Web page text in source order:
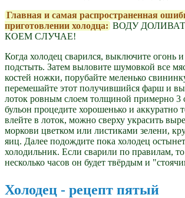
Главная и самая распространенная
приготовлении холодца: ВОДУ
КОЕМ СЛУЧАЕ!
Когда холодец сварился, выключите огонь и
подстыть. Затем выловите шумовкой все
костей ножки, порубайте меленько
перемешайте этот получившийся фарш и
лоток ровным слоем толщиной примерно 3
бульон процедите хорошенько и аккуратно
влейте в лоток, можно сверху украсить
моркови цветком или листиками зелени,
яиц. Далее подождите пока холодец
холодильник. Если сварили по правилам,
несколько часов он будет твёрдым и
Холодец - рецепт пятый